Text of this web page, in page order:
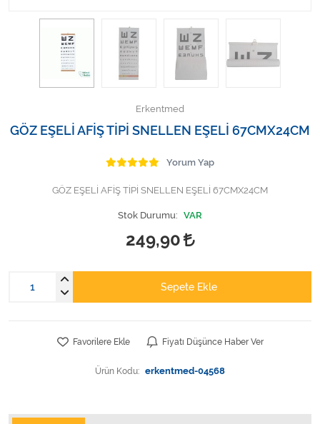
Sarf Malzemeleri
Sarf Malzemeleri
Tüm Kategorileri Gör
Erkentmed
GÖZ EŞELİ AFİŞ TİPİ SNELLEN EŞELİ 67CMX24CM
Yorum Yap
GÖZ EŞELİ AFİŞ TİPİ SNELLEN EŞELİ 67CMX24CM
Stok Durumu: VAR
249,90
Sepete Ekle
Favorilere Ekle Fiyatı Düşünce Haber Ver
Ürün Kodu: erkentmed-04568